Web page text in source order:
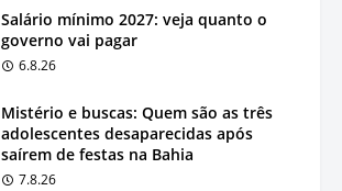
Salário mínimo 2027: veja quanto o
governo vai pagar
6.8.26
Mistério e buscas: Quem são as três
adolescentes desaparecidas após
saírem de festas na Bahia
7.8.26